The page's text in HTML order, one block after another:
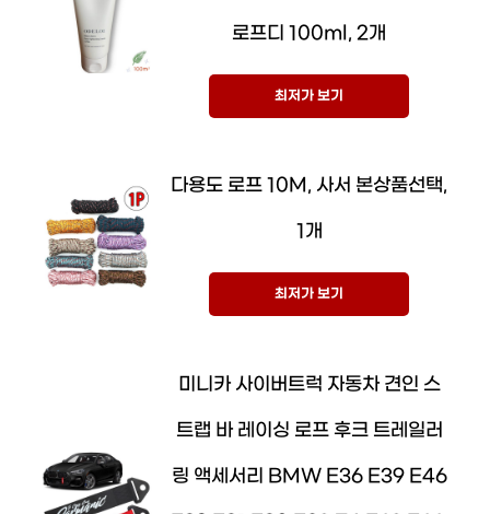
로프디 100ml, 2개
최저가 보기
다용도 로프 10M, 사서 본상품선택,
1개
최저가 보기
미니카 사이버트럭 자동차 견인 스
트랩 바 레이싱 로프 후크 트레일러
링 액세서리 BMW E36 E39 E46